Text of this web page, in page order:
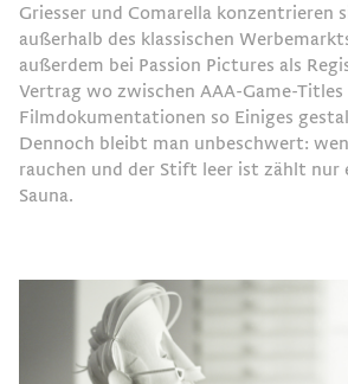
Griesser und Comarella konzentrieren
außerhalb des klassischen
außerdem bei Passion Pictures als
Vertrag wo zwischen AAA-Game-Titles
Filmdokumentationen so Einiges
Dennoch bleibt man unbeschwert:
rauchen und der Stift leer ist zählt nur
Sauna.